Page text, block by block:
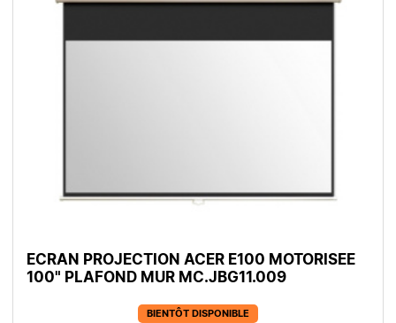
ECRAN PROJECTION ACER E100 MOTORISEE
100" PLAFOND MUR MC.JBG11.009
BIENTÔT DISPONIBLE